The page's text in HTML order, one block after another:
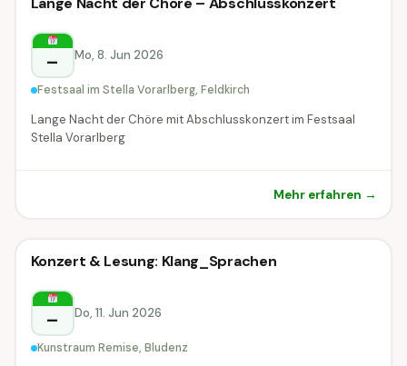
Konzert
Feldkirch
Konzert
– Mo, 8. Jun 2026
Festsaal im Stella Vorarlberg, Feldkirch
Lange Nacht der Chöre mit Abschlusskonzert im Festsaal
Stella Vorarlberg
Mehr erfahren →
Konzert
Bludenz
Konzert
Konzert & Lesung: Klang_Sprachen
– Do, 11. Jun 2026
Kunstraum Remise, Bludenz